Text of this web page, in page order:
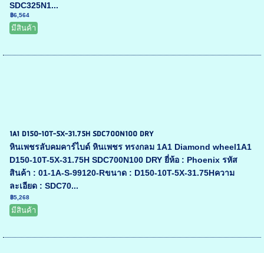
SDC325N1...
฿6,564
มีสินค้า
1A1 D150-10T-5X-31.75H SDC700N100 DRY
หินเพชรลับคมคาร์ไบด์ หินเพชร ทรงกลม 1A1 Diamond wheel1A1
D150-10T-5X-31.75H SDC700N100 DRY ยี่ห้อ : Phoenix รหัส
สินค้า : 01-1A-S-99120-Rขนาด : D150-10T-5X-31.75Hความ
ละเอียด : SDC70...
฿5,268
มีสินค้า